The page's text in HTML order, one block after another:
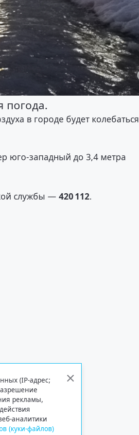
погода.
в городе будет колебаться
юго-западный до 3,4 метра
службы —420 112.
(IP-адрес;
рекламы,
аналитики
(куки-файлов)